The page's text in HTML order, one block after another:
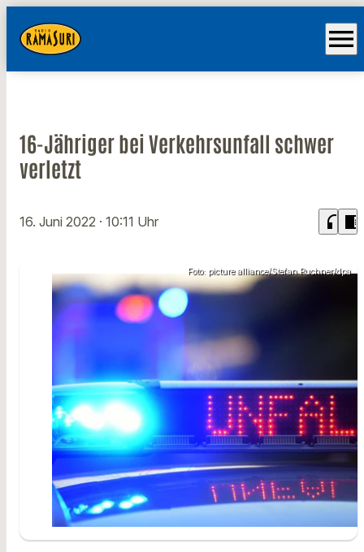
menu
16-Jähriger bei Verkehrsunfall schwer
verletzt
16. Juni 2022 · 10:11 Uhr headphones chrome_reader_mode
Foto: picture alliance/Stefan Puchner/dpa